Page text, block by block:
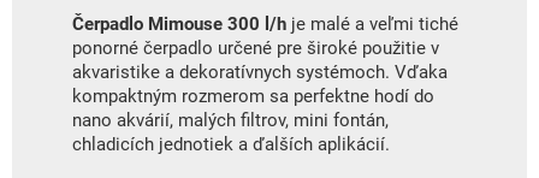
Čerpadlo Mimouse 300 l/h je malé a veľmi tiché
ponorné čerpadlo určené pre široké použitie v
akvaristike a dekoratívnych systémoch. Vďaka
kompaktným rozmerom sa perfektne hodí do
nano akvárií, malých filtrov, mini fontán,
chladicích jednotiek a ďalších aplikácií.